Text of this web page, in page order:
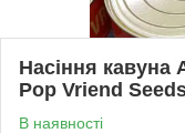
Насіння
Pop Vriend
В наявності